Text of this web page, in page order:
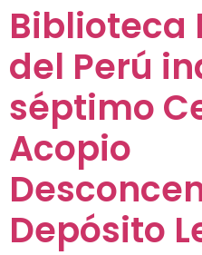
Biblioteca
del Perú
séptimo
Acopio
Depósito